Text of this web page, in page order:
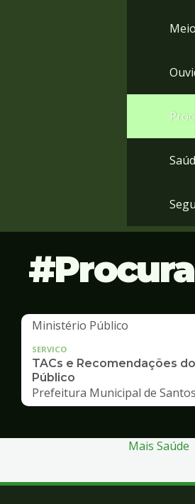
SERVICO
TACs e Recomendações
Público
Prefeitura Municipal de Santos
Mais Saúde